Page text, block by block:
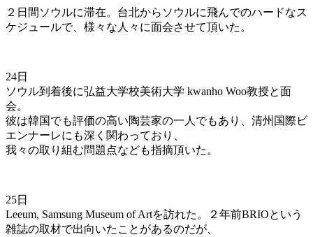
２日間ソウルに滞在。台北からソウルに飛んでのハードなス
ケジュールで、様々な人々に面会させて頂いた。
24日
ソウル到着後に弘益大学校美術大学 kwanho Woo教授と面
会。
彼は韓国でも評価の高い陶芸家の一人でもあり、清州国際ビ
エンナーレにも深く関わっており、
我々の取り組む問題点なども指摘頂いた。
25日
Leeum, Samsung Museum of Artを訪れた。２年前BRIOという
雑誌の取材で出向いたことがあるのだが、